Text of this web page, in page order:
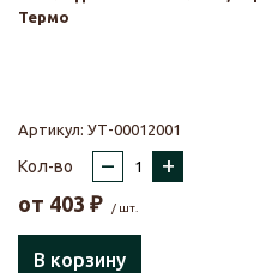
Термо
Артикул: УТ-00012001
Кол-во – +
от 403 ₽ / шт.
В корзину